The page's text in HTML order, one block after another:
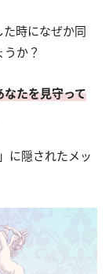
時になぜか同
か？
たを見守って
に隠されたメッ